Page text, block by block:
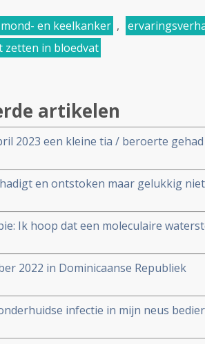
mond- en keelkanker ,
zetten in bloedvat
artikelen
2023 een kleine tia / beroerte
en ontstoken maar gelukkig
Ik hoop dat een moleculaire
2022 in Dominicaanse Republiek
infectie in mijn neus